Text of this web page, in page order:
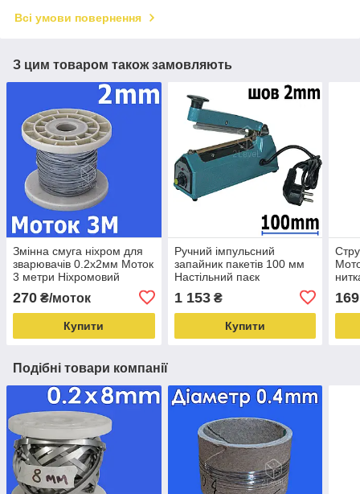
Всі умови повернення
З цим товаром також замовляють
Змінна смуга ніхром для
зварювачів 0.2х2мм Моток
3 метри Ніхромовий
нікельхромова
270 ₴/моток
Купити
Ручний імпульсний
запайник пакетів 100 мм
Настільний паєк
металевий корпус FS-100
IRON
1 153₴
Купити
169
Подібні товари компанії